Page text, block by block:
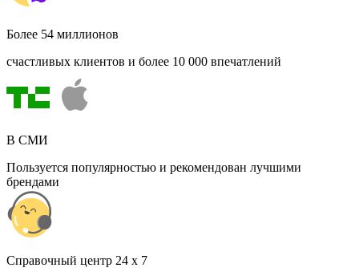
Более 54 миллионов
счастливых клиентов и более 10 000 впечатлений
В СМИ
Пользуется популярностью и рекомендован лучшими
брендами
Cправочный центр 24 x 7